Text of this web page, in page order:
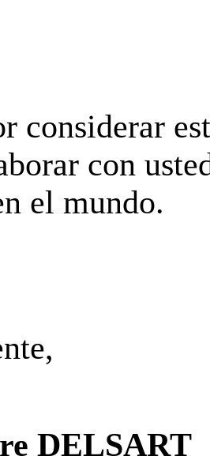
considerar
con
el mundo.
DELSART